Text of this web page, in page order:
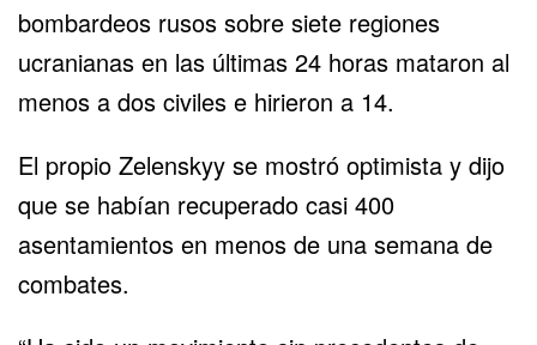
bombardeos rusos sobre siete regiones
ucranianas en las últimas 24 horas mataron al
menos a dos civiles e hirieron a 14.
El propio Zelenskyy se mostró optimista y dijo
que se habían recuperado casi 400
asentamientos en menos de una semana de
combates.